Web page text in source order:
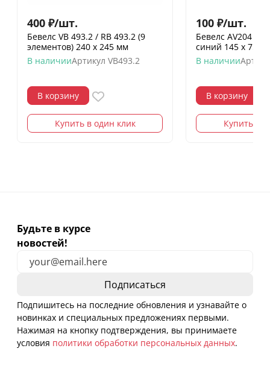
400 ₽/шт.
Бевелс VB 493.2 / RB 493.2 (9
элементов) 240 х 245 мм
В наличииАртикул VB493.2
В корзину
Купить в один клик
100 ₽/шт.
Бевелс AV204
синий 145 х 75
В наличии
В корзину
Купить в
Будьте в курсе
новостей!
Подпишитесь на последние обновления и узнавайте о
новинках и специальных предложениях первыми.
Нажимая на кнопку подтверждения, вы принимаете
условия политики обработки персональных данных.